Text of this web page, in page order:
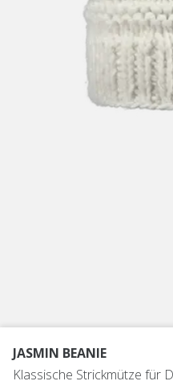
JASMIN BEANIE
Klassische Strickmütze für